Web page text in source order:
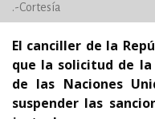
.-Cortesía
El canciller de la
que la solicitud de la
de las Naciones
suspender las